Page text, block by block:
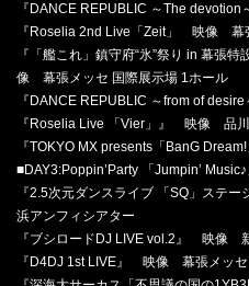
『DANCE REPUBLIC ～The
『Roselia 2nd Live「Zeit」 映像 幕
『「艦これ」鎮守府“氷”祭り in 幕張
像 幕張メッセ 国際展示場 1ホール
『DANCE REPUBLIC ～from of
『Roselia Live 「Vier」』 映像 品
『TOKYO MX presents「BanG
■DAY3:Poppin’Party 「Jumpin’
『2.5次元ダンスライブ 「SQ」ステ
浜アンフィシアター
『ブシロードDJ LIVE vol.2』 映像
『D4DJ 1st LIVE』 映像 幕張メッ